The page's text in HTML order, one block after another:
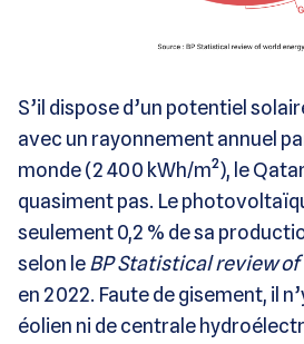
S’il dispose d’un potentiel
avec un rayonnement annuel
monde (2 400 kWh/m²), le
quasiment pas. Le
seulement 0,2 % de sa
selon leBP Statistical review
en 2022. Faute de gisement, il
éolien ni de centrale